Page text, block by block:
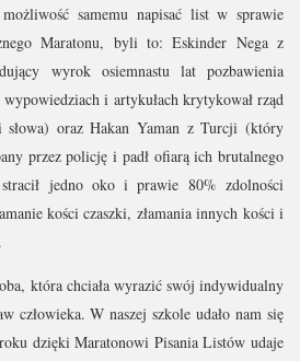
samemu napisać list w sprawie
Maratonu, byli to: Eskinder Nega z
wyrok osiemnastu lat pozbawienia
i artykułach krytykował rząd
słowa) oraz Hakan Yaman z Turcji (który
przez policję i padł ofiarą ich brutalnego
jedno oko i prawie 80% zdolności
kości czaszki, złamania innych kości i
która chciała wyrazić swój indywidualny
człowieka. W naszej szkole udało nam się
dzięki Maratonowi Pisania Listów udaje